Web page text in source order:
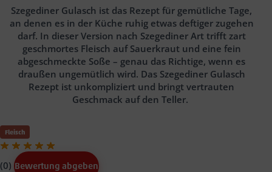
rosenscharf
TL Tomatenmark (z.B.
Naturgut)
3 Min.
tiefe Teller/Suppenschalen
1 EL Schmand
Szegediner Gulasch ist das Rezept für gemütliche Tage,
an denen es in der Küche ruhig etwas deftiger zugehen
darf. In dieser Version nach Szegediner Art trifft zart
geschmortes Fleisch auf Sauerkraut und eine fein
abgeschmeckte Soße – genau das Richtige, wenn es
draußen ungemütlich wird. Das Szegediner Gulasch
Rezept ist unkompliziert und bringt vertrauten
Geschmack auf den Teller.
Fleisch
(0) Bewertung abgeben